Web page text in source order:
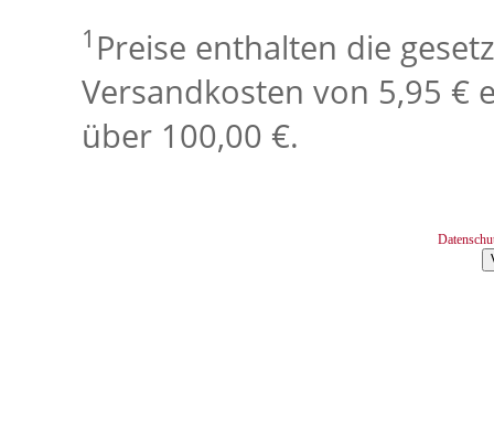
1 Preise enthalten die
Versandkosten von 5,95 €
über 100,00 €.